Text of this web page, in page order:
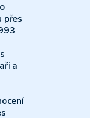
přes
a